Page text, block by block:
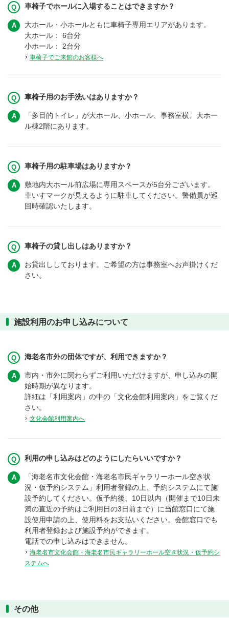
車椅子でホールに入場することはできますか？
大ホール・小ホールともに車椅子専用エリアがあります。
大ホール： 6台分
小ホール： 2台分
車椅子でご来館のお客様へ
車椅子用のお手洗いはありますか？
「多目的トイレ」が大ホール、小ホール、事務室横、大ホー
ル棟2階にあります。
車椅子用の駐車場はありますか？
敷地内大ホール前広場に専用スペースが5台分ございます。
車いすマークが見えるように駐車してください。警備員が巡
回時確認いたします。
車椅子の貸し出しはありますか？
お貸出ししております。ご希望の方は事務室へお声掛けくだ
さい。
施設利用のお申し込みについて
海老名市外の団体ですが、利用できますか？
市内・市外に関わらずご利用いただけますが、申し込みの開
始時期が異なります。
詳細は「利用案内」の中の「文化会館利用案内」をご覧くだ
さい。
文化会館利用案内へ
利用の申し込みはどのようにしたらいいですか？
「海老名市文化会館・海老名市民ギャラリーホール空き状
況・仮予約システム」利用者登録の上、予約システムにて施
設予約してください。仮予約後、10日以内（開催まで10日未
満の直近の予約はご利用日の3日前まで）に当館窓口にて施
設使用申請の上、使用料をお支払いください。会館窓口でも
利用者登録および施設予約ができます。
電話での申し込みはできません。
海老名市文化会館・海老名市民ギャラリーホール空き状況・仮予約シ
ステムへ
その他